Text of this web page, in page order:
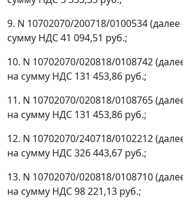
9. N 10702070/200718/0100534
сумму НДС 41 094,51 руб.;
10. N 10702070/020818/0108742
на сумму НДС 131 453,86 руб.;
11. N 10702070/020818/0108765
на сумму НДС 131 453,86 руб.;
12. N 10702070/240718/0102212
на сумму НДС 326 443,67 руб.;
13. N 10702070/020818/0108710
на сумму НДС 98 221,13 руб.;